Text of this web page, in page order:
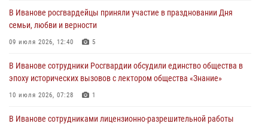
Ивановской области
В Иванове росгвардейцы приняли участие в праздновании Дня
семьи, любви и верности
09 июля 2026, 12:40 5
В Иванове сотрудники Росгвардии обсудили единство общества в
эпоху исторических вызовов с лектором общества «Знание»
10 июля 2026, 07:28 1
В Иванове сотрудниками лицензионно-разрешительной работы